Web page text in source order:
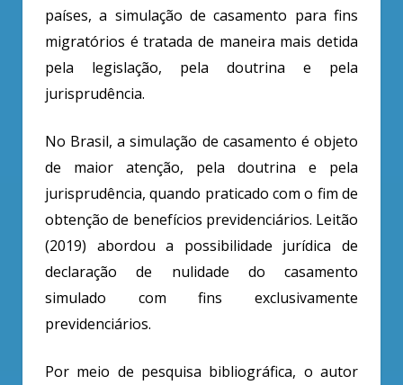
países, a simulação de casamento para fins
migratórios é tratada de maneira mais detida
pela legislação, pela doutrina e pela
jurisprudência.
No Brasil, a simulação de casamento é objeto
de maior atenção, pela doutrina e pela
jurisprudência, quando praticado com o fim de
obtenção de benefícios previdenciários. Leitão
(2019) abordou a possibilidade jurídica de
declaração de nulidade do casamento
simulado com fins exclusivamente
previdenciários.
Por meio de pesquisa bibliográfica, o autor